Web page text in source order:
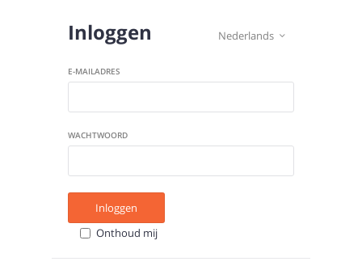
Nederlands 
Inloggen
E-MAILADRES
WACHTWOORD
Inloggen
Onthoud mij